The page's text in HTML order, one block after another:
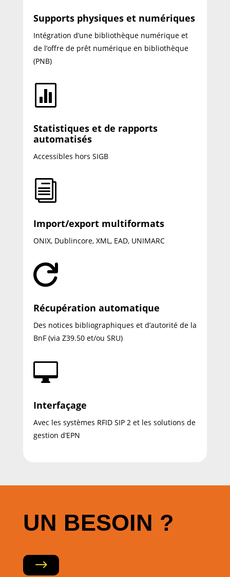
Supports physiques et numériques
Intégration d’une bibliothèque numérique et
de l’offre de prêt numérique en bibliothèque
(PNB)

Statistiques et de rapports
automatisés
Accessibles hors SIGB
i
Import/export multiformats
ONIX, Dublincore, XML, EAD, UNIMARC

Récupération automatique
Des notices bibliographiques et d’autorité de la
BnF (via Z39.50 et/ou SRU)

Interfaçage
Avec les systèmes RFID SIP 2 et les solutions de
gestion d’EPN
UN BESOIN ?
$